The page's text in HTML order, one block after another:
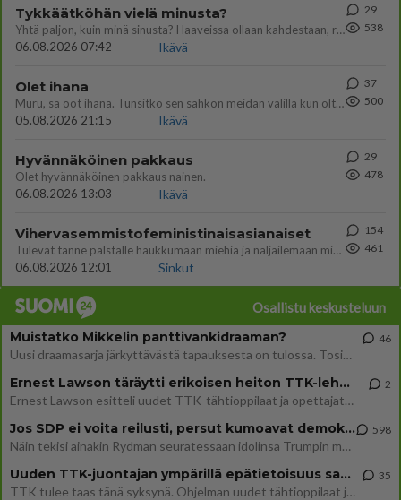
Tykkäätköhän vielä minusta?
Yhtä paljon, kuin minä sinusta? Haaveissa ollaan kahdestaan, rauhassa ja lähennytään fyysisesti ja tutustutaan syvemmin
06.08.2026 07:42
Ikävä
29
538
Olet ihana
Muru, sä oot ihana. Tunsitko sen sähkön meidän välillä kun oltiin ihan låhekkäin? 👩‍❤️‍👩❤️😼😘
05.08.2026 21:15
Ikävä
37
500
Hyvännäköinen pakkaus
Olet hyvännäköinen pakkaus nainen.
06.08.2026 13:03
Ikävä
29
478
Vihervasemmistofeministinaisasianaiset
Tulevat tänne palstalle haukkumaan miehiä ja naljailemaan miehelle, kehuvat olevansa heitä parempia. Itse asuvat MIEHE
06.08.2026 12:01
Sinkut
154
461
Osallistu keskusteluun
Muistatko Mikkelin panttivankidraaman?
Uusi draamasarja järkyttävästä tapauksesta on tulossa. Tositapahtumiin perustuva sarja ammentaa vuoden 1986 Mikkelin pan
46
Ernest Lawson täräytti erikoisen heiton TTK-lehdistötilaisuudessa: " Onko tässä tarkoituksena...?"
Ernest Lawson esitteli uudet TTK-tähtioppilaat ja opettajat torstaina 6.8. lehdistölle. Tulevalla kaudella on yksi hausk
2
Jos SDP ei voita reilusti, persut kumoavat demokratian Suomesta
Näin tekisi ainakin Rydman seuratessaan idolinsa Trumpin mallia https://www.is.fi/politiikka/art-2000012187244.html
598
Uuden TTK-juontajan ympärillä epätietoisuus sakenee - Nyt MTV hämmentää soppaa
TTK tulee taas tänä syksynä. Ohjelman uudet tähtioppilaat julkistetaan torstaina 6. elokuuta klo 14 alkavassa lehdistö
35